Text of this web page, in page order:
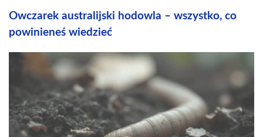
Owczarek australijski hodowla – wszystko, co
powinieneś wiedzieć